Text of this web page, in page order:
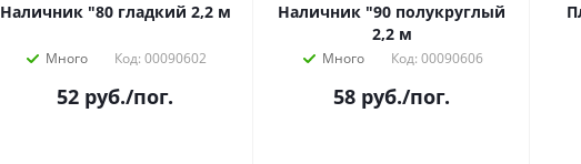
Наличник "80 гладкий 2,2 м
Много Код: 00090602
52 руб./пог.
Наличник "90 полукруглый
2,2 м
Много Код: 00090606
58 руб./пог.